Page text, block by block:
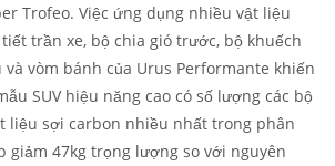
Trofeo. Việc ứng dụng nhiều vật liệu
trần xe, bộ chia gió trước, bộ khuếch
và vòm bánh của Urus Performante khiến
SUV hiệu năng cao có số lượng các bộ
liệu sợi carbon nhiều nhất trong phân
giảm 47kg trọng lượng so với nguyên